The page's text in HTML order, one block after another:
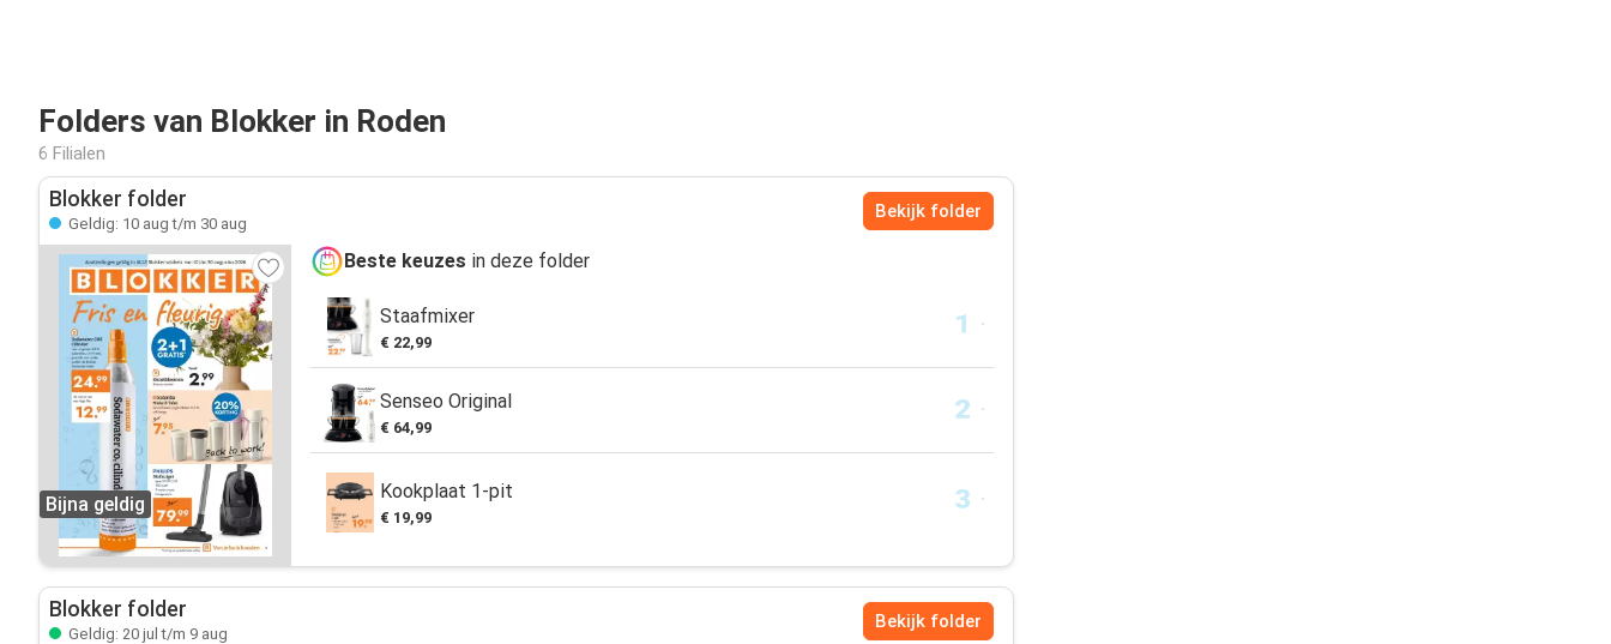
Folders van Blokker in Roden
6 Filialen
Blokker folder
Geldig: 10 aug t/m 30 aug
Bekijk folder
Bijna geldig
Beste keuzes in deze folder
Staafmixer
€ 22,99
Senseo Original
€ 64,99
Kookplaat 1-pit
€ 19,99
Blokker folder
Geldig: 20 jul t/m 9 aug
Bekijk folder